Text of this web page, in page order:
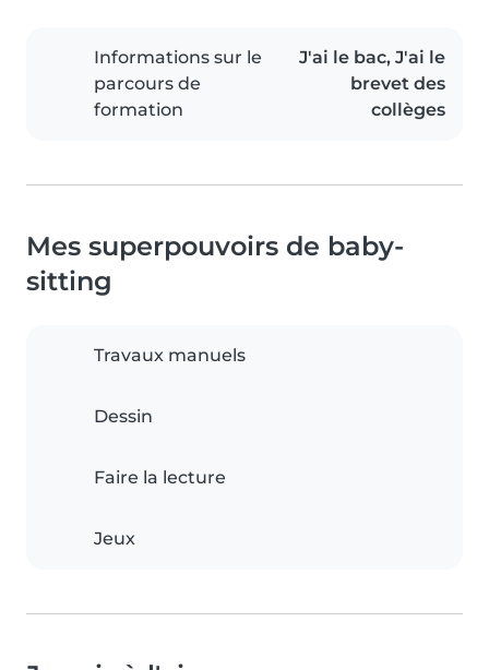
Informations sur le
parcours de
formation
J'ai le bac, J'ai le
brevet des
collèges
Mes superpouvoirs de baby-
sitting
Travaux manuels
Dessin
Faire la lecture
Jeux